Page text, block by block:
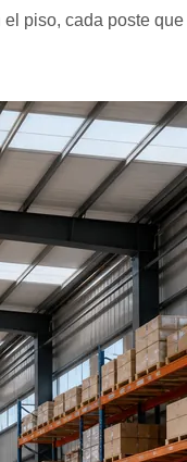
piso, cada poste que